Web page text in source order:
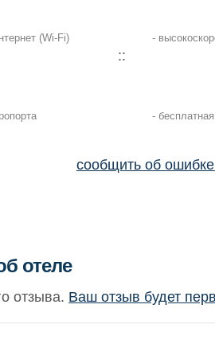
(Wi-Fi) -
::
-
сообщить об
отеле
отзыва. Ваш отзыв будет